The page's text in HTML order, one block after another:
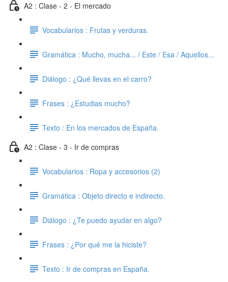
A2 : Clase - 2 - El mercado
Vocabularios : Frutas y verduras.
Gramática : Mucho, mucha... / Este / Esa / Aquellos...
Diálogo : ¿Qué llevas en el carro?
Frases : ¿Estudias mucho?
Texto : En los mercados de España.
A2 : Clase - 3 - Ir de compras
Vocabularios : Ropa y accesorios (2)
Gramática : Objeto directo e indirecto.
Diálogo : ¿Te puedo ayudar en algo?
Frases : ¿Por qué me la hiciste?
Texto : Ir de compras en España.